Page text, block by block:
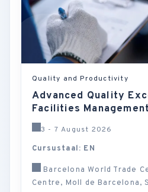
Quality and Productivity
Advanced Quality
Facilities Management
3 - 7 August 2026
Cursustaal: EN
Barcelona World Trade
Centre, Moll de Barcelona,